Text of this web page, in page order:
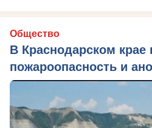
Общество
В Краснодарском крае
пожароопасность и